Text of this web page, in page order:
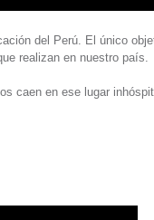
del Perú. El único
realizan en nuestro país.
caen en ese lugar